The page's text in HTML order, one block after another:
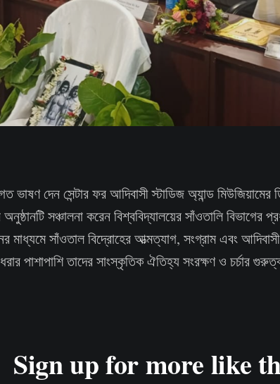
ভাষণ দেন সেন্টার ফর আদিবাসী স্টাডিজ অ্যান্ড মিউজিয়ামের
সঞ্চালনা করেন বিশ্ববিদ্যালয়ের সাঁওতালি বিভাগের
সাঁওতাল বিদ্রোহের আত্মত্যাগ, সংগ্রাম এবং
পাশাপাশি তাদের সাংস্কৃতিক ঐতিহ্য সংরক্ষণ ও চর্চার
Sign up for more like